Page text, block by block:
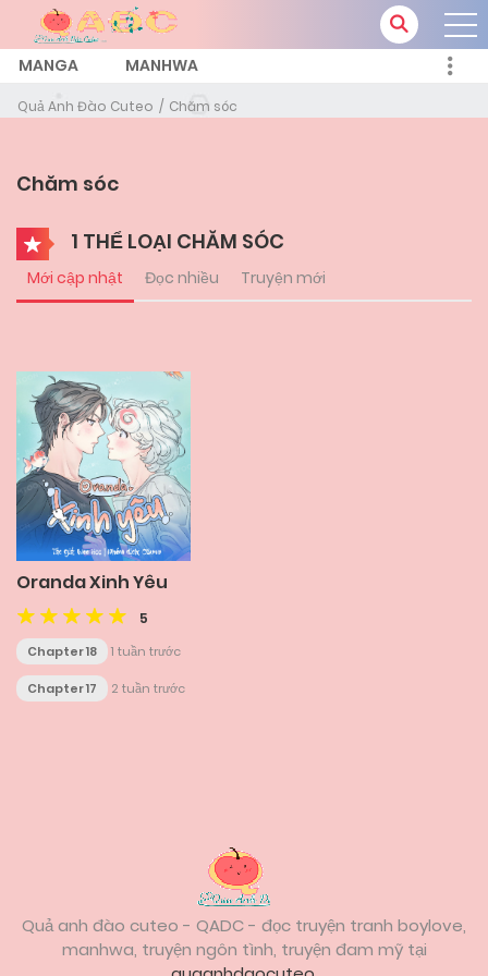
MANGA MANHWA
Quả Anh Đào Cuteo Chăm sóc
Chăm sóc
1 THỂ LOẠI CHĂM SÓC
Mới cập nhật Đọc nhiều Truyện mới
Oranda Xinh Yêu
5
Chapter 18 1 tuần trước
Chapter 17 2 tuần trước
Quả anh đào cuteo - QADC - đọc truyện tranh boylove,
manhwa, truyện ngôn tình, truyện đam mỹ tại